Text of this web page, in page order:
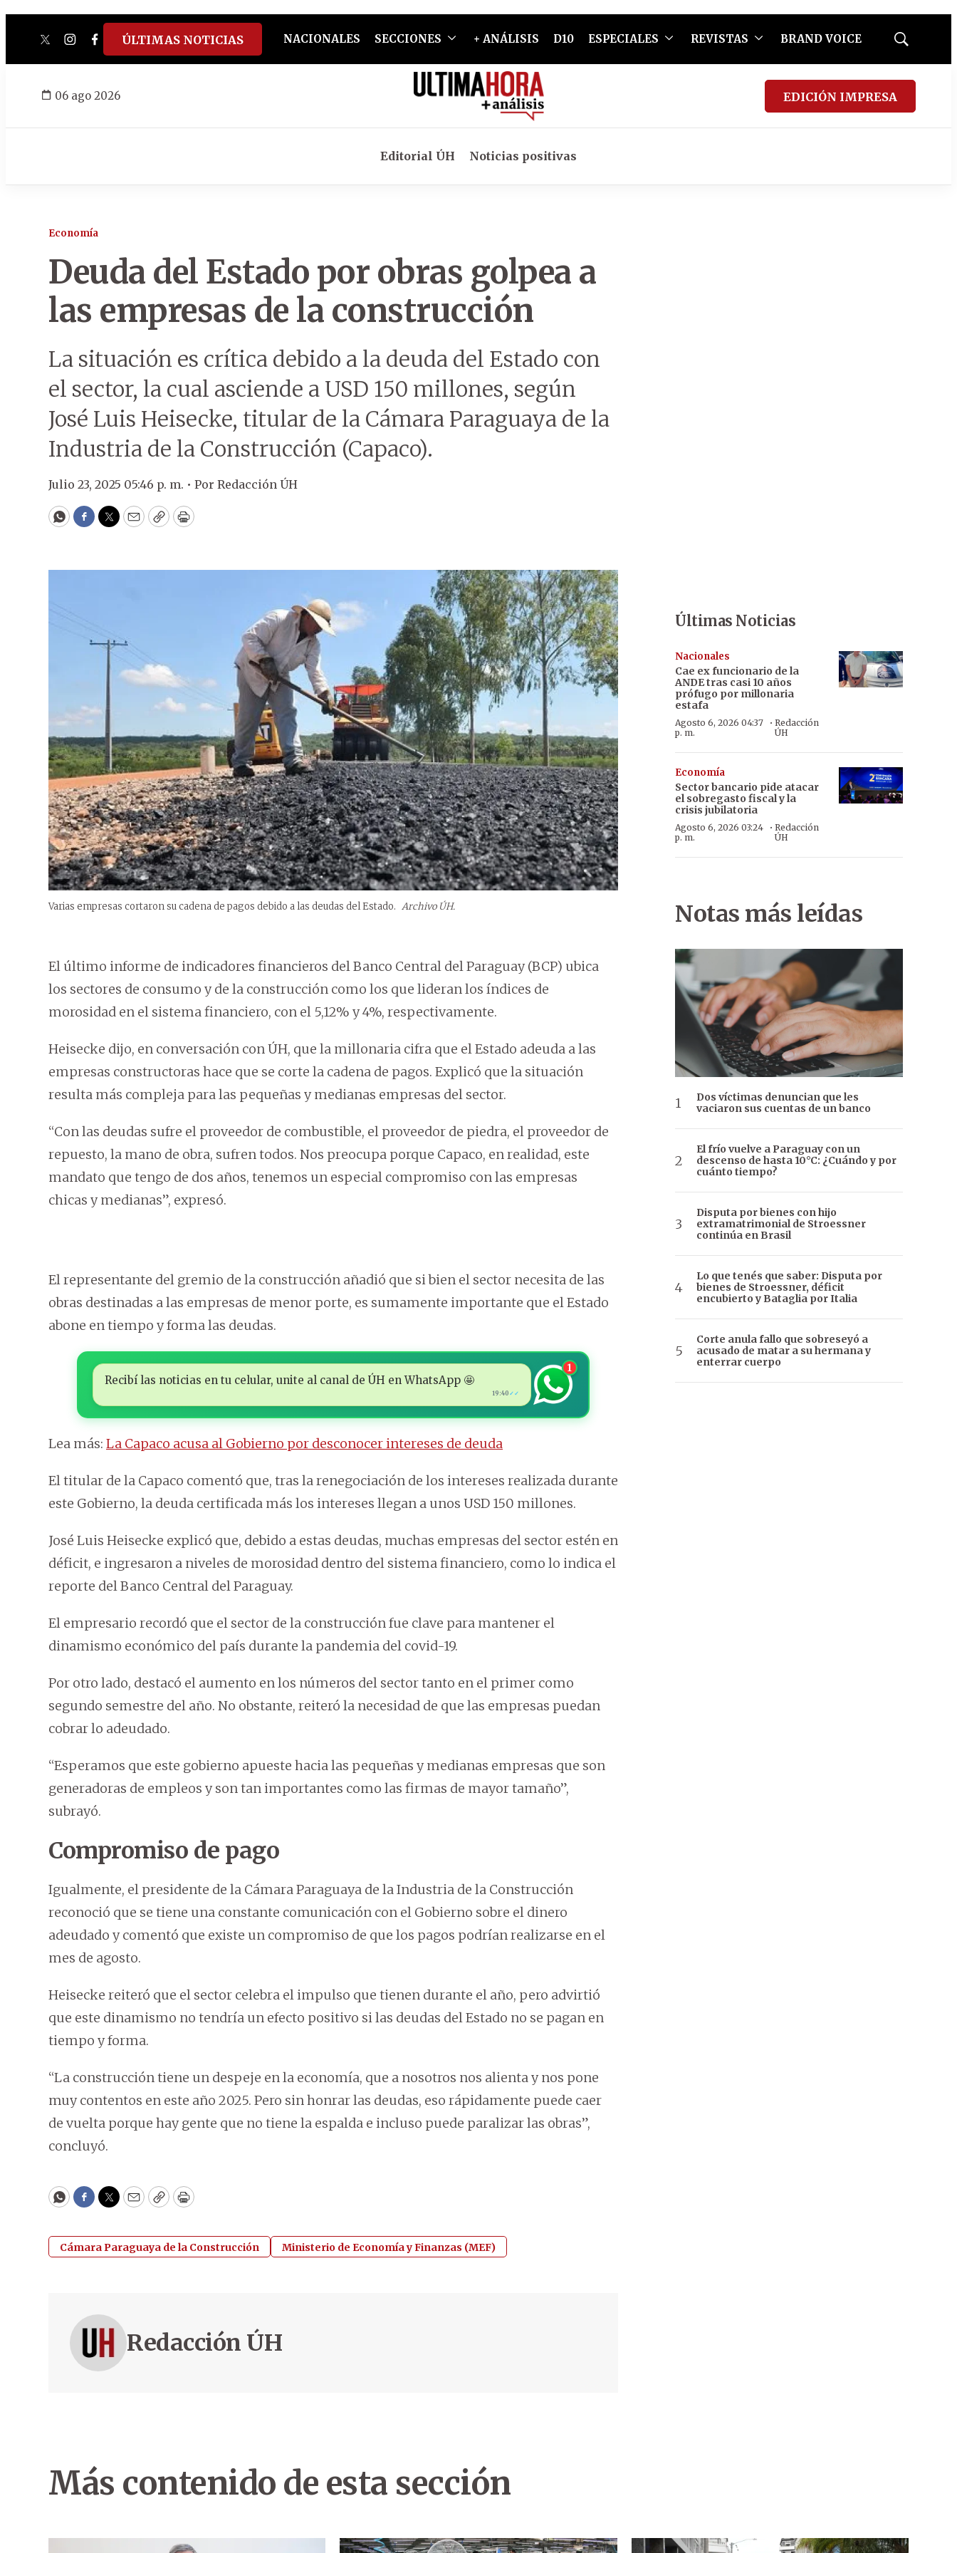
twitterinstagram
facebook
tiktokyoutube
spotify
ÚLTIMAS NOTICIAS NACIONALES SECCIONES + ANÁLISIS D10 ESPECIALES REVISTAS BRAND VOICE
Mostrar
06 ago 2026 EDICIÓN IMPRESA
Editorial ÚH Noticias positivas
Economía
Deuda del Estado por obras golpea a
las empresas de la construcción
La situación es crítica debido a la deuda del Estado con
el sector, la cual asciende a USD 150 millones, según
José Luis Heisecke, titular de la Cámara Paraguaya de la
Industria de la Construcción (Capaco).
Julio 23, 2025 05:46 p. m. • Por Redacción ÚH
WhatsApp
Facebook
Twitter
EmailCopyPrint
Varias empresas cortaron su cadena de pagos debido a las deudas del Estado. Archivo ÚH.
El último informe de indicadores financieros del Banco Central del Paraguay (BCP) ubica
los sectores de consumo y de la construcción como los que lideran los índices de
morosidad en el sistema financiero, con el 5,12% y 4%, respectivamente.
Heisecke dijo, en conversación con ÚH, que la millonaria cifra que el Estado adeuda a las
empresas constructoras hace que se corte la cadena de pagos. Explicó que la situación
resulta más compleja para las pequeñas y medianas empresas del sector.
“Con las deudas sufre el proveedor de combustible, el proveedor de piedra, el proveedor de
repuesto, la mano de obra, sufren todos. Nos preocupa porque Capaco, en realidad, este
mandato que tengo de dos años, tenemos un especial compromiso con las empresas
chicas y medianas”, expresó.
El representante del gremio de la construcción añadió que si bien el sector necesita de las
obras destinadas a las empresas de menor porte, es sumamente importante que el Estado
abone en tiempo y forma las deudas.
Recibí las noticias en tu celular, unite al canal de ÚH en WhatsApp 🤩
19:40 ✓✓
1
Lea más: La Capaco acusa al Gobierno por desconocer intereses de deuda
El titular de la Capaco comentó que, tras la renegociación de los intereses realizada durante
este Gobierno, la deuda certificada más los intereses llegan a unos USD 150 millones.
José Luis Heisecke explicó que, debido a estas deudas, muchas empresas del sector estén en
déficit, e ingresaron a niveles de morosidad dentro del sistema financiero, como lo indica el
reporte del Banco Central del Paraguay.
El empresario recordó que el sector de la construcción fue clave para mantener el
dinamismo económico del país durante la pandemia del covid-19.
Por otro lado, destacó el aumento en los números del sector tanto en el primer como
segundo semestre del año. No obstante, reiteró la necesidad de que las empresas puedan
cobrar lo adeudado.
“Esperamos que este gobierno apueste hacia las pequeñas y medianas empresas que son
generadoras de empleos y son tan importantes como las firmas de mayor tamaño”,
subrayó.
Compromiso de pago
Igualmente, el presidente de la Cámara Paraguaya de la Industria de la Construcción
reconoció que se tiene una constante comunicación con el Gobierno sobre el dinero
adeudado y comentó que existe un compromiso de que los pagos podrían realizarse en el
mes de agosto.
Heisecke reiteró que el sector celebra el impulso que tienen durante el año, pero advirtió
que este dinamismo no tendría un efecto positivo si las deudas del Estado no se pagan en
tiempo y forma.
“La construcción tiene un despeje en la economía, que a nosotros nos alienta y nos pone
muy contentos en este año 2025. Pero sin honrar las deudas, eso rápidamente puede caer
de vuelta porque hay gente que no tiene la espalda e incluso puede paralizar las obras”,
concluyó.
WhatsApp
Facebook
Twitter
EmailCopyPrint
Cámara Paraguaya de la Construcción Ministerio de Economía y Finanzas (MEF)
Redacción ÚH
Últimas Noticias
Nacionales
Cae ex funcionario de la
ANDE tras casi 10 años
prófugo por millonaria
estafa
Agosto 6, 2026 04:37
p. m.
· Redacción
ÚH
Economía
Sector bancario pide atacar
el sobregasto fiscal y la
crisis jubilatoria
Agosto 6, 2026 03:24
p. m.
· Redacción
ÚH
Notas más leídas
Dos víctimas denuncian que les
vaciaron sus cuentas de un banco
El frío vuelve a Paraguay con un
descenso de hasta 10°C: ¿Cuándo y por
cuánto tiempo?
Disputa por bienes con hijo
extramatrimonial de Stroessner
continúa en Brasil
Lo que tenés que saber: Disputa por
bienes de Stroessner, déficit
encubierto y Bataglia por Italia
Corte anula fallo que sobreseyó a
acusado de matar a su hermana y
enterrar cuerpo
Más contenido de esta sección